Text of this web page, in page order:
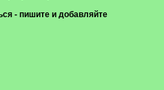
- пишите и добавляйте